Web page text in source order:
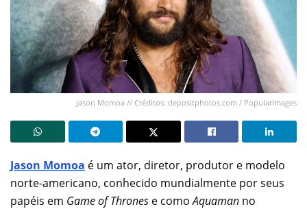
Jason Momoa // Créditos: depositphotos.com / PopularImages
Jason Momoa é um ator, diretor, produtor e modelo
norte-americano, conhecido mundialmente por seus
papéis em Game of Thrones e comoAquaman no